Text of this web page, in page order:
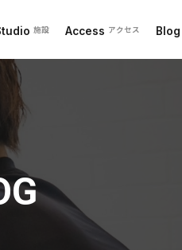
施設 Access アクセス Blog